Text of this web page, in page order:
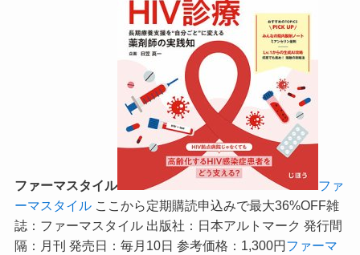
ファーマスタイル
ファ
ーマスタイル ここから定期購読申込みで最大36%OFF雑
誌：ファーマスタイル 出版社：日本アルトマーク 発行間
隔：月刊 発売日：毎月10日 参考価格：1,300円 ファーマ